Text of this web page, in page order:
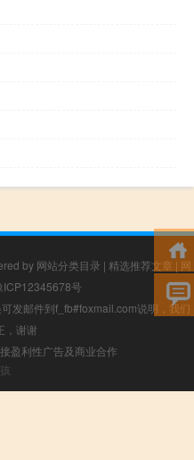
by 网站分类目录 | 精选推荐文章 | 网
ICP12345678号
发邮件到f_fb#foxmail.com说明，我们
，谢谢
盈利性广告及商业合作